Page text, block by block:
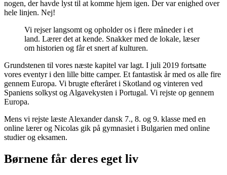
nogen, der havde lyst til at komme hjem igen. Der var enighed over
hele linjen. Nej!
Vi rejser langsomt og opholder os i flere måneder i et
land. Lærer det at kende. Snakker med de lokale, læser
om historien og får et snert af kulturen.
Grundstenen til vores næste kapitel var lagt. I juli 2019 fortsatte
vores eventyr i den lille bitte camper. Et fantastisk år med os alle fire
gennem Europa. Vi brugte efteråret i Skotland og vinteren ved
Spaniens solkyst og Algavekysten i Portugal. Vi rejste op gennem
Europa.
Mens vi rejste læste Alexander dansk 7., 8. og 9. klasse med en
online lærer og Nicolas gik på gymnasiet i Bulgarien med online
studier og eksamen.
Børnene får deres eget liv